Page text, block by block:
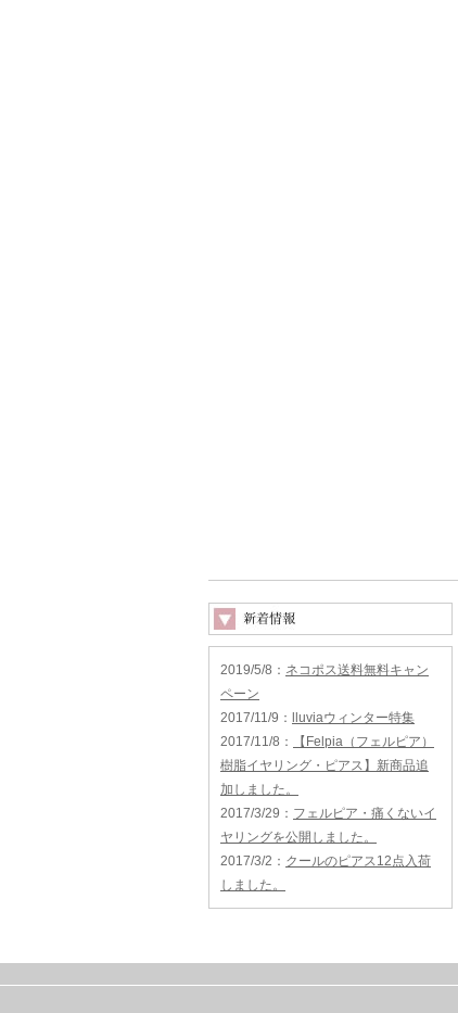
2019/5/8 ： ネコポス送料無料キャン
ペーン
2017/11/9 ：
lluviaウィンター特集
2017/11/8 ：
【Felpia（フェルピア）
樹脂イヤリング・ピアス】新商品追
加しました。
2017/3/29 ： フェルピア・痛くないイ
ヤリングを公開しました。
2017/3/2 ： クールのピアス12点入荷
しました。